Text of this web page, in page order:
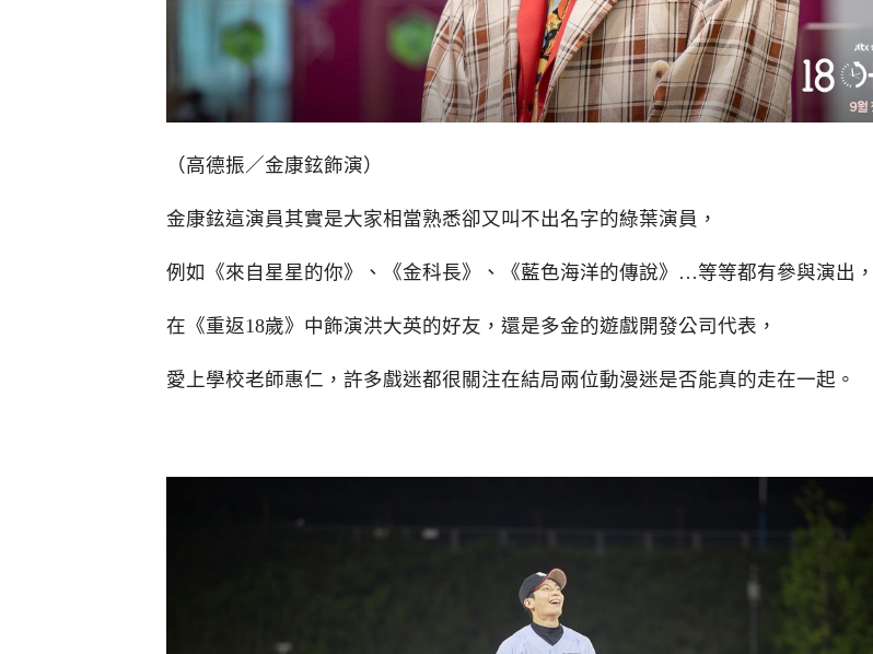
（高德振／金康鉉飾演）
金康鉉這演員其實是大家相當熟悉卻又叫不出名字的綠葉演員，
例如《來自星星的你》、《金科長》、《藍色海洋的傳說》…等等都有參與演出，
在《重返18歲》中飾演洪大英的好友，還是多金的遊戲開發公司代表，
愛上學校老師惠仁，許多戲迷都很關注在結局兩位動漫迷是否能真的走在一起。